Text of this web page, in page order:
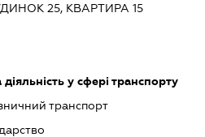
25, КВАРТИРА 15
у сфері транспорту
транспорт